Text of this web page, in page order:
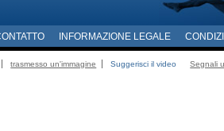
INFORMAZIONE LEGALE
trasmesso un'immagine Suggerisci il video
Segnali